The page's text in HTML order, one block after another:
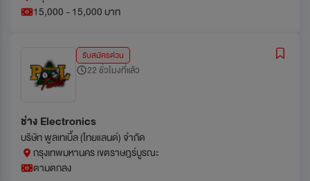
15,000 - 15,000 บาท
รับสมัครด่วน
22 ชั่วโมงที่แล้ว
ช่าง Electronics
บริษัท พูลเทเบิ้ล (ไทยแลนด์) จำกัด
กรุงเทพมหานคร เขตราษฎร์บูรณะ
ตามตกลง